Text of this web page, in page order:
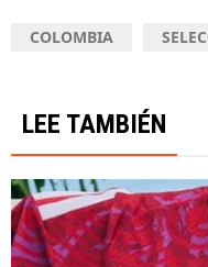
COLOMBIA
LEE TAMBIÉN